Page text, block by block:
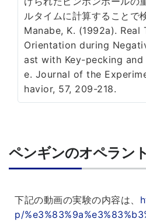
ルタイムに計算することで
Manabe, K. (1992a).
Orientation during
ast with Key-pecking and
e. Journal of the
havior, 57, 209-218.
ペンギンのオペラン
下記の動画の実験の内容は、
p/